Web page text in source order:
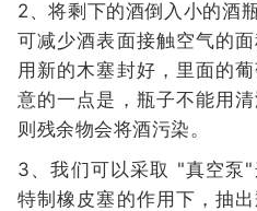
2、将剩下的酒倒入小的酒
可减少酒表面接触空气的
用新的木塞封好，里面的
意的一点是，瓶子不能用
则残余物会将酒污染。
3、我们可以采取 "真空泵
特制橡皮塞的作用下，抽